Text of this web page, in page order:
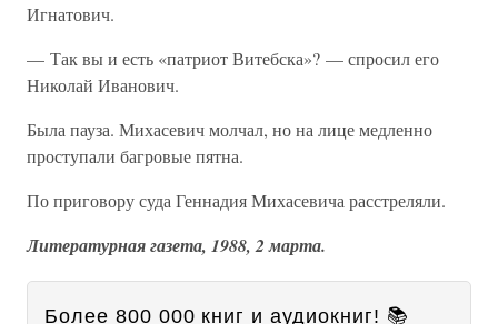
Игнатович.
— Так вы и есть «патриот Витебска»? — спросил его
Николай Иванович.
Была пауза. Михасевич молчал, но на лице медленно
проступали багровые пятна.
По приговору суда Геннадия Михасевича расстреляли.
Литературная газета, 1988, 2 марта.
Более 800 000 книг и аудиокниг! 📚